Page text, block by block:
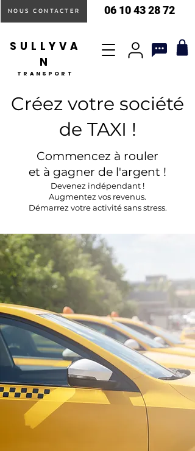
NOUS CONTACTER 06 10 43 28 72
SULLYVA
N
TRANSPORT
Créez votre société
de TAXI !
Commencez à rouler
et à gagner de l'argent !
Devenez indépendant !
Augmentez vos revenus.
Démarrez votre activité sans stress.